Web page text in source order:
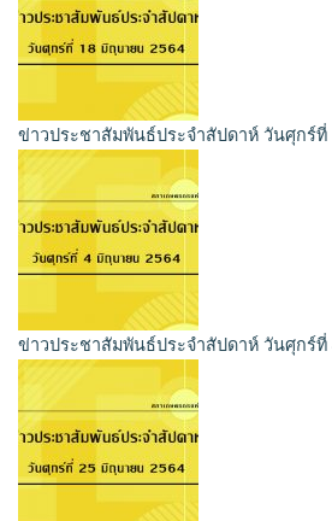
ข่าวประชาสัมพันธ์ประจำสัปดาห์ วันศุกร์ที่
ข่าวประชาสัมพันธ์ประจำสัปดาห์ วันศุกร์ที่